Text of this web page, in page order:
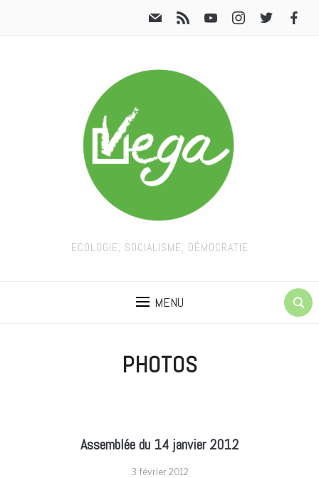
ECOLOGIE, SOCIALISME, DÉMOCRATIE
MENU
PHOTOS
Assemblée du 14 janvier 2012
3 février 2012